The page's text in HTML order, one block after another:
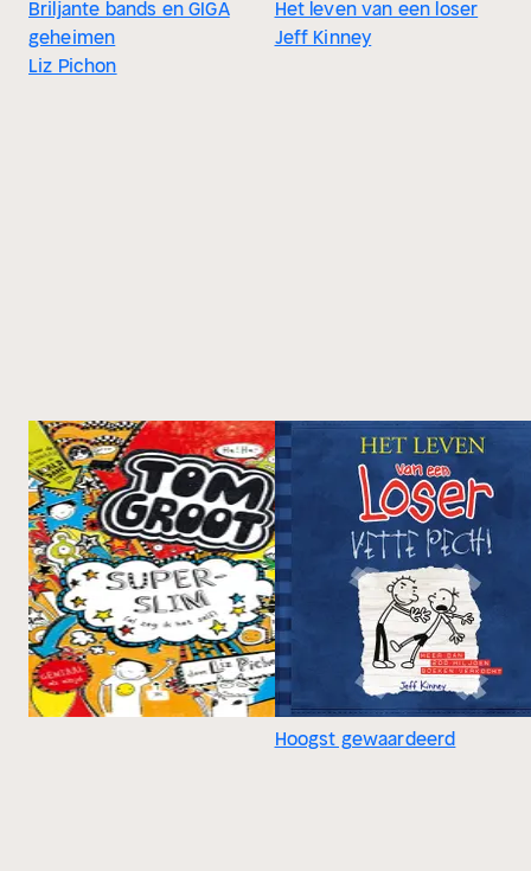
Briljante bands en GIGA
geheimen
Liz Pichon
Het leven van een loser
Jeff Kinney
Hoogst gewaardeerd